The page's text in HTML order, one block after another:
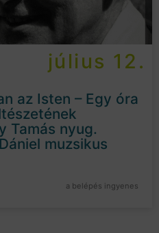
július 12.
az Isten – Egy óra
Tamás nyug.
muzsikus
a belépés ingyenes